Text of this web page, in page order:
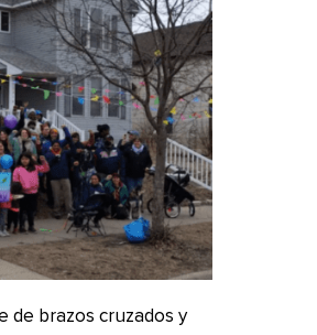
de brazos cruzados y